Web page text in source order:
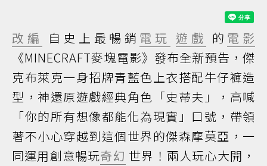
改編 自史上最暢銷 電玩 遊戲 的 電影
《MINECRAFT麥塊電影》發布全新預告，傑
克布萊克一身招牌青藍色上衣搭配牛仔褲造
型，神還原遊戲經典角色「史蒂夫」，高喊
「你的所有想像都能化為現實」口號，帶領
著不小心穿越到這個世界的傑森摩莫亞，一
同運用創意暢玩奇幻 世界！兩人玩心大開，